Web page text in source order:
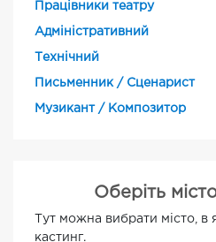
Працівники театру
Адміністративний
Технічний
Письменник / Сценарист
Музикант / Композитор
Оберіть
Тут можна вибрати місто, в
кастинг.